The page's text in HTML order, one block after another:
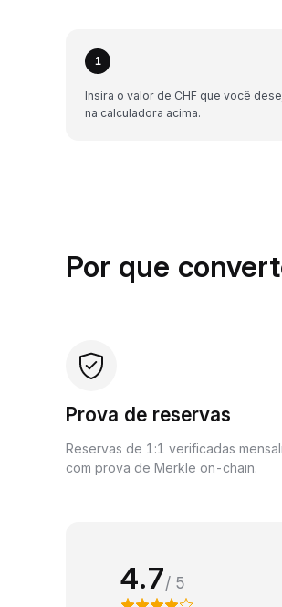
1
Insira o valor de CHF que você
na calculadora acima.
Por que
Prova de reservas
Reservas de 1:1 verificadas
com prova de Merkle on-chain.
4.7/ 5